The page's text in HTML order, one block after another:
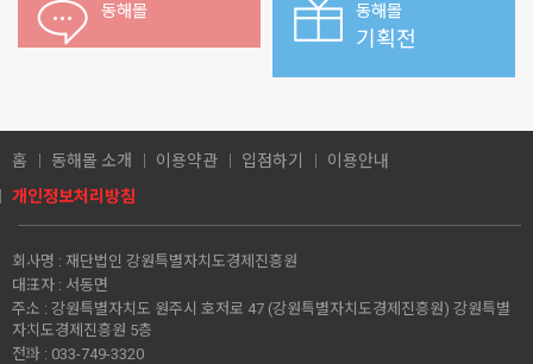
동해몰 동해몰
기획전
홈 동해몰 소개 이용약관 입점하기
이용안내
개인정보처리방침
회사명 : 재단법인 강원특별자치도경제진흥원
대표자 : 서동면
주소 : 강원특별자치도 원주시 호저로 47 (강원특별자치도경제진흥원) 강원특별
자치도경제진흥원 5층
전화 : 033-749-3320